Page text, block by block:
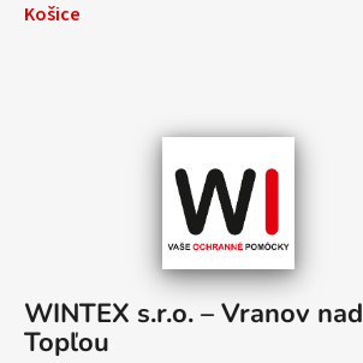
Košice
WINTEX s.r.o. – Vranov nad
Topľou